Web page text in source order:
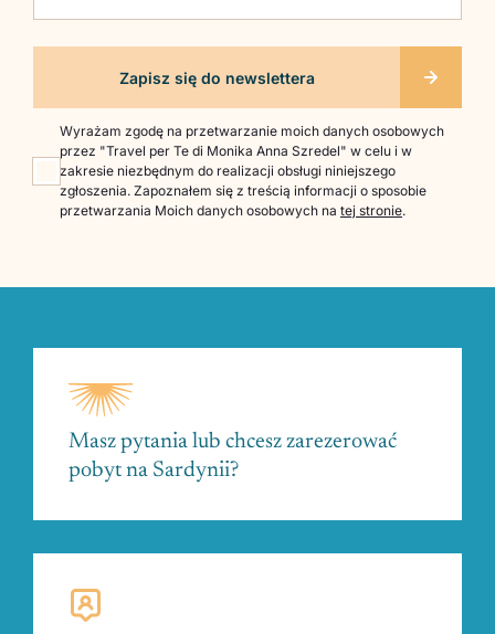
Wyrażam zgodę na przetwarzanie moich danych osobowych
przez "Travel per Te di Monika Anna Szredel" w celu i w
zakresie niezbędnym do realizacji obsługi niniejszego
zgłoszenia. Zapoznałem się z treścią informacji o sposobie
przetwarzania Moich danych osobowych na tej stronie.
Masz pytania lub chcesz zarezerować
pobyt na Sardynii?